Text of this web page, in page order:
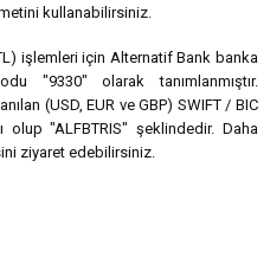
kullanabilirsiniz.
işlemleri için Alternatif Bank banka
"9330" olarak tanımlanmıştır.
(USD, EUR ve GBP) SWIFT / BIC
"ALFBTRIS" şeklindedir. Daha
ziyaret edebilirsiniz.